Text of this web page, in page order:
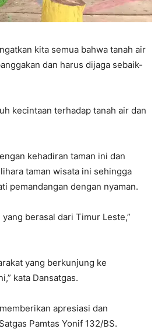
kita semua bahwa tanah air
dan harus dijaga sebaik-
kecintaan terhadap tanah air dan
kehadiran taman ini dan
taman wisata ini sehingga
pemandangan dengan nyaman.
berasal dari Timur Leste,”
yang berkunjung ke
kata Dansatgas.
apresiasi dan
Pamtas Yonif 132/BS.